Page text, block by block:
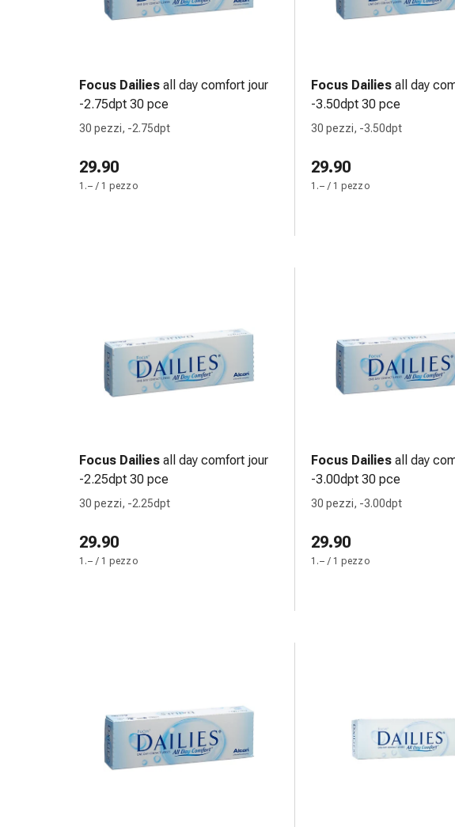
Trattamento
per
ferite
Strisce
adesivi
per
Tamponi
medicali
Orecchie
dell'orecchio
Cura
delle
Gocce
oculari
Igiene
oculare
Focus Dailies all day comfort jour
-2.75dpt 30 pce
30 pezzi, -2.75dpt
29.90
1.– / 1 pezzo
Focus Dailies all day
-3.50dpt 30 pce
30 pezzi, -3.50dpt
29.90
1.– / 1 pezzo
Focus Dailies all day comfort jour
-2.25dpt 30 pce
30 pezzi, -2.25dpt
29.90
1.– / 1 pezzo
Focus Dailies all day
-3.00dpt 30 pce
30 pezzi, -3.00dpt
29.90
1.– / 1 pezzo